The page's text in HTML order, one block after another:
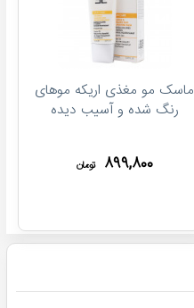
ماسک مو مغذی اریکه موهای
رنگ شده و آسیب دیده
۸۹۹,۸۰۰ تومان